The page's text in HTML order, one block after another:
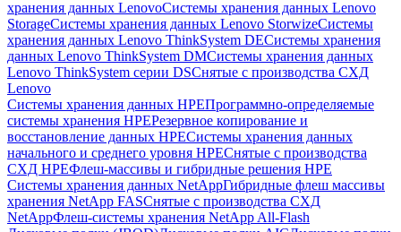
хранения данных LenovoСистемы хранения данных Lenovo
StorageСистемы хранения данных Lenovo StorwizeСистемы
хранения данных Lenovo ThinkSystem DEСистемы хранения
данных Lenovo ThinkSystem DMСистемы хранения данных
Lenovo ThinkSystem серии DSСнятые с производства СХД
Lenovo
Системы хранения данных HPEПрограммно-определяемые
системы хранения HPEРезервное копирование и
восстановление данных HPEСистемы хранения данных
начального и среднего уровня HPEСнятые с производства
СХД HPEФлеш-массивы и гибридные решения HPE
Cистемы хранения данных NetAppГибридные флеш массивы
хранения NetApp FASСнятые с производства СХД
NetAppФлеш-системы хранения NetApp All-Flash